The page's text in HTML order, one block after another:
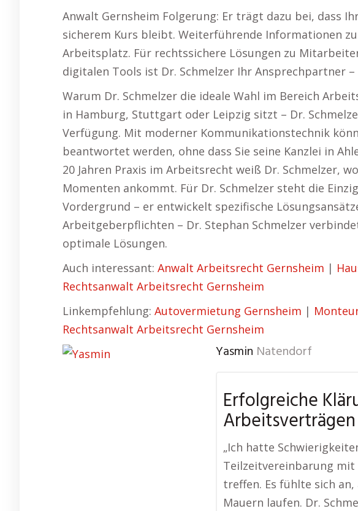
Anwalt Gernsheim Folgerung: Er trägt dazu bei, dass
sicherem Kurs bleibt. Weiterführende Informationen
Arbeitsplatz. Für rechtssichere Lösungen zu
digitalen Tools ist Dr. Schmelzer Ihr Ansprechpartner
Warum Dr. Schmelzer die ideale Wahl im Bereich
in Hamburg, Stuttgart oder Leipzig sitzt – Dr.
Verfügung. Mit moderner Kommunikationstechnik
beantwortet werden, ohne dass Sie seine Kanzlei in
20 Jahren Praxis im Arbeitsrecht weiß Dr. Schmelzer,
Momenten ankommt. Für Dr. Schmelzer steht die
Vordergrund – er entwickelt spezifische
Arbeitgeberpflichten – Dr. Stephan Schmelzer
optimale Lösungen.
Auch interessant: Anwalt Arbeitsrecht Gernsheim |
Rechtsanwalt Arbeitsrecht Gernsheim
Linkempfehlung: Autovermietung Gernsheim |
Rechtsanwalt Arbeitsrecht Gernsheim
Yasmin Natendorf
Erfolgreiche
„Ich hatte
Teilzeitvereinbarung
treffen. Es fühlte sich
Mauern laufen. Dr.